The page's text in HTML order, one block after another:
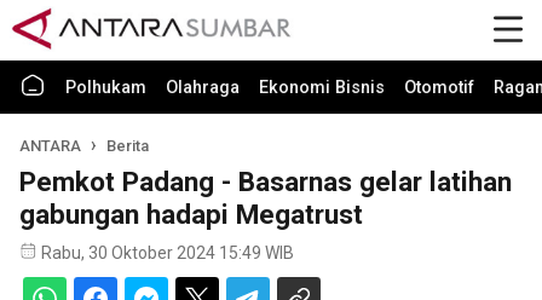
Polhukam Olahraga Ekonomi Bisnis Otomotif
ANTARA Berita
Pemkot Padang - Basarnas gelar latihan
gabungan hadapi Megatrust
Rabu, 30 Oktober 2024 15:49 WIB